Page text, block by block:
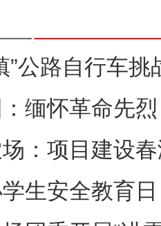
”公路自行车
缅怀革命先
：项目建设
生安全教育